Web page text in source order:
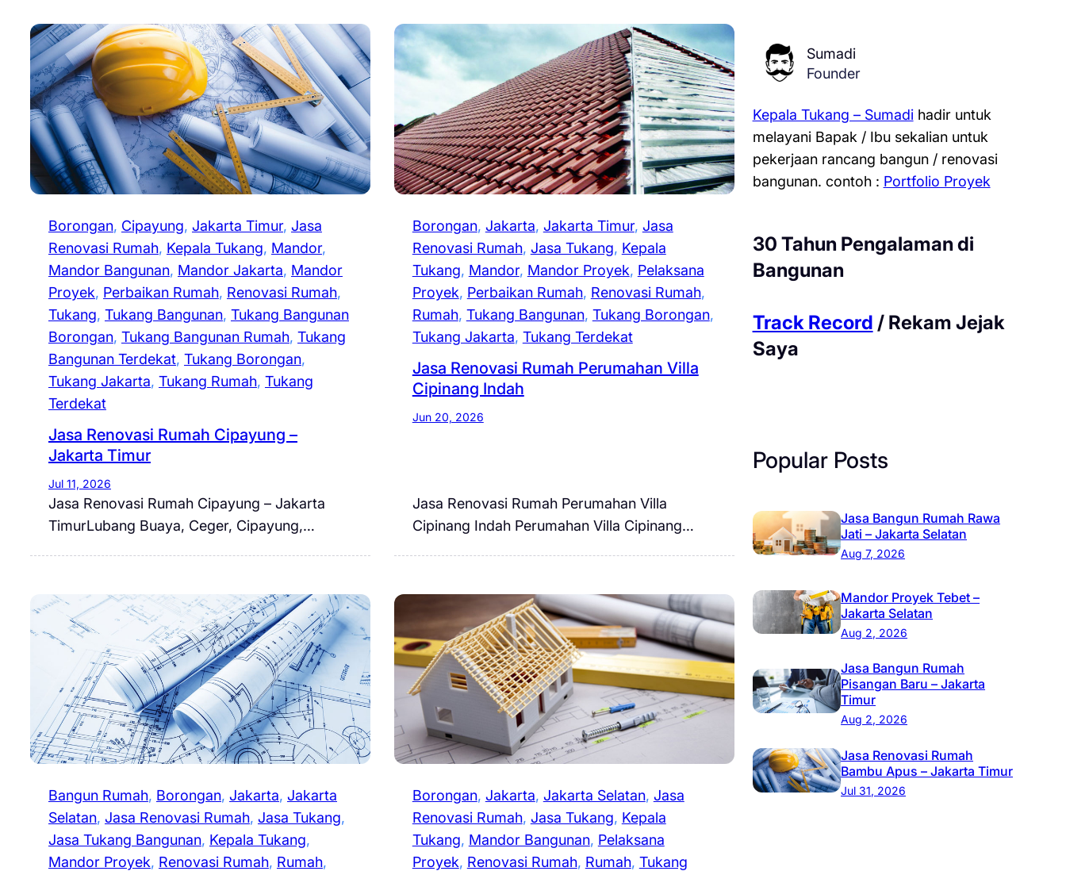
Borongan, Cipayung, Jakarta Timur, Jasa
Renovasi Rumah, Kepala Tukang, Mandor
Mandor Bangunan, Mandor Jakarta, Mandor
Proyek, Perbaikan Rumah, Renovasi Rumah
Tukang, Tukang Bangunan, Tukang Bangunan
Borongan, Tukang Bangunan Rumah, Tukang
Bangunan Terdekat, Tukang Borongan
Tukang Jakarta, Tukang Rumah, Tukang
Terdekat
Jasa Renovasi Rumah Cipayung –
Jakarta Timur
Jul 11, 2026
Jasa Renovasi Rumah Cipayung – Jakarta
TimurLubang Buaya, Ceger, Cipayung,…
Borongan, Jakarta, Jakarta Timur, Jasa
Renovasi Rumah, Jasa Tukang, Kepala
Tukang, Mandor, Mandor Proyek, Pelaksana
Proyek, Perbaikan Rumah, Renovasi Rumah
Rumah, Tukang Bangunan, Tukang Borongan
Tukang Jakarta, Tukang Terdekat
Jasa Renovasi Rumah Perumahan Villa
Cipinang Indah
Jun 20, 2026
Jasa Renovasi Rumah Perumahan Villa
Cipinang Indah Perumahan Villa Cipinang…
Bangun Rumah, Borongan, Jakarta, Jakarta
Selatan, Jasa Renovasi Rumah, Jasa Tukang
Jasa Tukang Bangunan, Kepala Tukang
Mandor Proyek, Renovasi Rumah, Rumah
Borongan, Jakarta, Jakarta Selatan, Jasa
Renovasi Rumah, Jasa Tukang, Kepala
Tukang, Mandor Bangunan, Pelaksana
Proyek, Renovasi Rumah, Rumah, Tukang
Sumadi
Founder
Kepala Tukang – Sumadihadir untuk
melayani Bapak / Ibu sekalian untuk
pekerjaan rancang bangun / renovasi
bangunan. contoh : Portfolio Proyek
30 Tahun Pengalaman di
Bangunan
Track Record / Rekam Jejak
Saya
Popular Posts
Jasa Bangun Rumah Rawa
Jati – Jakarta Selatan
Aug 7, 2026
Mandor Proyek Tebet –
Jakarta Selatan
Aug 2, 2026
Jasa Bangun Rumah
Pisangan Baru – Jakarta
Timur
Aug 2, 2026
Jasa Renovasi Rumah
Bambu Apus – Jakarta Timur
Jul 31, 2026